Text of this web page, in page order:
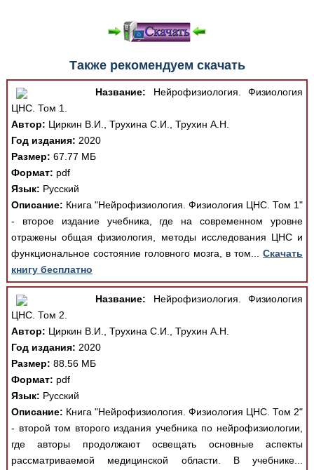
Также рекомендуем скачать
Название: Нейрофизиология. Физиология
ЦНС. Том 1.
Автор: Циркин В.И., Трухина С.И., Трухин А.Н.
Год издания: 2020
Размер: 67.77 МБ
Формат: pdf
Язык: Русский
Описание: Книга "Нейрофизиология. Физиология ЦНС. Том 1"
- второе издание учебника, где на современном уровне
отражены общая физиология, методы исследования ЦНС и
функциональное состояние головного мозга, в том...Скачать
книгу бесплатно
Название: Нейрофизиология. Физиология
ЦНС. Том 2.
Автор: Циркин В.И., Трухина С.И., Трухин А.Н.
Год издания: 2020
Размер: 88.56 МБ
Формат: pdf
Язык: Русский
Описание: Книга "Нейрофизиология. Физиология ЦНС. Том 2"
- второй том второго издания учебника по нейрофизиологии,
где авторы продолжают освещать основные аспекты
рассматриваемой медицинской области. В учебнике...